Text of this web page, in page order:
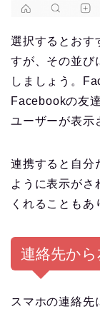
選択するとおす
すが、その並び
しましょう。
Facebookの友
ユーザーが表示
連携すると自分
ように表示がさ
くれることもあ
連絡先か
スマホの連絡先